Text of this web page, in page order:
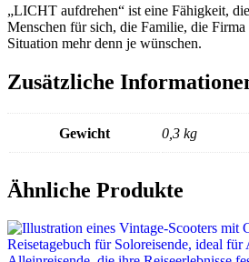
„LICHT aufdrehen“ ist eine Fähigkeit,
Menschen für sich, die Familie, die
Situation mehr denn je wünschen.
Zusätzliche
Gewicht 0,3 kg
Ähnliche Produkte